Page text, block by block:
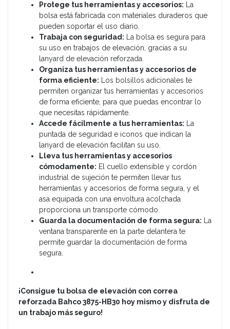
Protege tus herramientas y accesorios: La
bolsa está fabricada con materiales duraderos que
pueden soportar el uso diario.
Trabaja con seguridad: La bolsa es segura para
su uso en trabajos de elevación, gracias a su
lanyard de elevación reforzada.
Organiza tus herramientas y accesorios de
forma eficiente: Los bolsillos adicionales te
permiten organizar tus herramientas y accesorios
de forma eficiente, para que puedas encontrar lo
que necesitas rápidamente.
Accede fácilmente a tus herramientas: La
puntada de seguridad e iconos que indican la
lanyard de elevación facilitan su uso.
Lleva tus herramientas y accesorios
cómodamente: El cuello extensible y cordón
industrial de sujeción te permiten llevar tus
herramientas y accesorios de forma segura, y el
asa equipada con una envoltura acolchada
proporciona un transporte cómodo.
Guarda la documentación de forma segura: La
ventana transparente en la parte delantera te
permite guardar la documentación de forma
segura.
¡Consigue tu bolsa de elevación con correa
reforzada Bahco 3875-HB30 hoy mismo y disfruta de
un trabajo más seguro!